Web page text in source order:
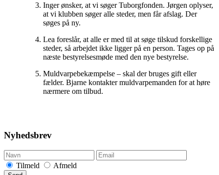
Inger ønsker, at vi søger Tuborgfonden. Jørgen oplyser,
at vi klubben søger alle steder, men får afslag. Der
søges på ny.
Lea foreslår, at alle er med til at søge tilskud forskellige
steder, så arbejdet ikke ligger på en person. Tages op på
næste bestyrelsesmøde med den nye bestyrelse.
Muldvarpebekæmpelse – skal der bruges gift eller
fælder. Bjarne kontakter muldvarpemanden for at høre
nærmere om tilbud.
Nyhedsbrev
Tilmeld Afmeld